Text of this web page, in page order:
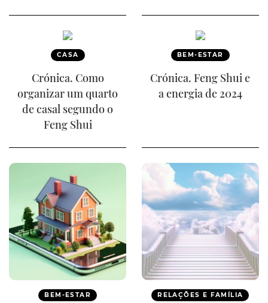
CASA
Crónica. Como
organizar um quarto
de casal segundo o
Feng Shui
BEM-ESTAR
Crónica. Feng Shui e
a energia de 2024
BEM-ESTAR RELAÇÕES E FAMÍLIA